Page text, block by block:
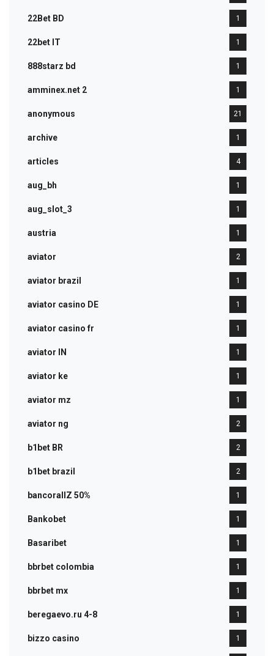
22Bet BD 1
22bet IT 1
888starz bd 1
amminex.net 2 1
anonymous 21
archive 1
articles 4
aug_bh 1
aug_slot_3 1
austria 1
aviator 2
aviator brazil 1
aviator casino DE 1
aviator casino fr 1
aviator IN 1
aviator ke 1
aviator mz 1
aviator ng 2
b1bet BR 2
b1bet brazil 2
bancorallZ 50% 1
Bankobet 1
Basaribet 1
bbrbet colombia 1
bbrbet mx 1
beregaevo.ru 4-8 1
bizzo casino 1